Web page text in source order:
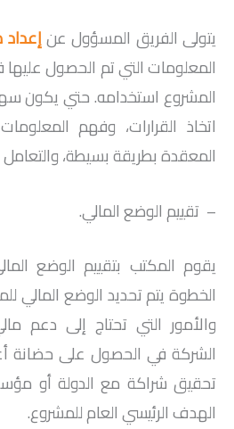
يتولى الفريق المسؤول عن
المعلومات التي تم الحصول
المشروع استخدامه. حتي يكون
اتخاذ القرارات، وفهم
المعقدة بطريقة بسيطة،
– تقييم الوضع المالي.
يقوم المكتب بتقييم الوضع
الخطوة يتم تحديد الوضع المالي
والأمور التي تحتاج إلى دعم
الشركة في الحصول على حضانة
تحقيق شراكة مع الدولة أو
الهدف الرئيسي العام للمشروع.